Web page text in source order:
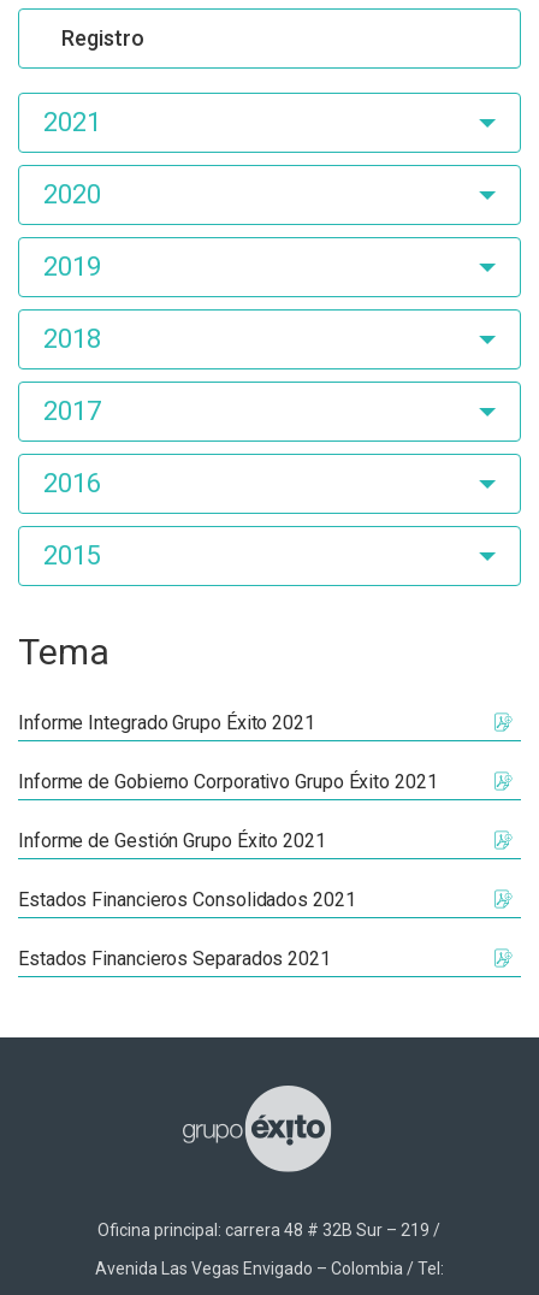
Registro
2021
2020
2019
2018
2017
2016
2015
Tema
Informe Integrado Grupo Éxito 2021
Informe de Gobierno Corporativo Grupo Éxito 2021
Informe de Gestión Grupo Éxito 2021
Estados Financieros Consolidados 2021
Estados Financieros Separados 2021
Oficina principal: carrera 48 # 32B Sur – 219 /
Avenida Las Vegas Envigado – Colombia / Tel: